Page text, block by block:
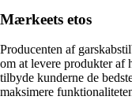
Mærkeets etos
Producenten af
om at levere produkter af
tilbyde kunderne de
maksimere